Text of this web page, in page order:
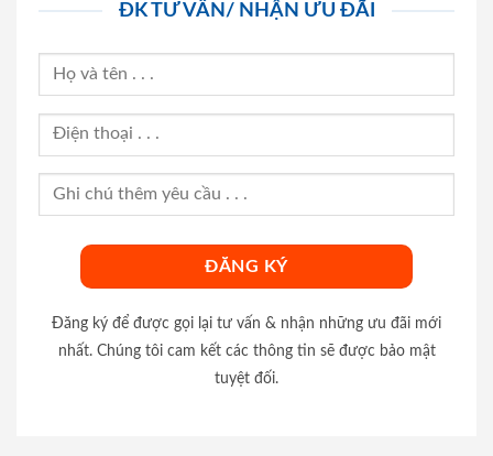
ĐK TƯ VẤN/ NHẬN ƯU ĐÃI
Đăng ký để được gọi lại tư vấn & nhận những ưu đãi mới
nhất. Chúng tôi cam kết các thông tin sẽ được bảo mật
tuyệt đối.